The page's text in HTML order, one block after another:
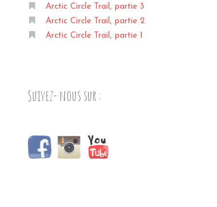
Arctic Circle Trail, partie 3
Arctic Circle Trail, partie 2
Arctic Circle Trail, partie 1
Suivez- nous sur :